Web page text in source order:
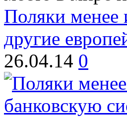
Поляки менее
другие
26.04.14 0